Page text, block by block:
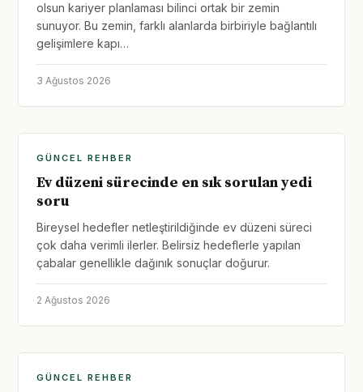
olsun kariyer planlaması bilinci ortak bir zemin
sunuyor. Bu zemin, farklı alanlarda birbiriyle bağlantılı
gelişimlere kapı…
3 Ağustos 2026
GÜNCEL REHBER
Ev düzeni sürecinde en sık sorulan yedi
soru
Bireysel hedefler netleştirildiğinde ev düzeni süreci
çok daha verimli ilerler. Belirsiz hedeflerle yapılan
çabalar genellikle dağınık sonuçlar doğurur.
2 Ağustos 2026
GÜNCEL REHBER